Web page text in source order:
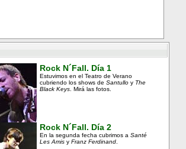
Rock N´Fall. Día 1
Estuvimos en el Teatro de Verano
cubriendo los shows de Santullo y The
Black Keys . Mirá las fotos.
Rock N´Fall. Día 2
En la segunda fecha cubrimos a Santé
Les Amis y Franz Ferdinand